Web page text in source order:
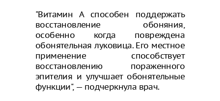
"Витамин А способен поддержать
восстановление обоняния,
особенно когда повреждена
обонятельная луковица. Его местное
применение способствует
восстановлению пораженного
эпителия и улучшает обонятельные
функции", — подчеркнула врач.